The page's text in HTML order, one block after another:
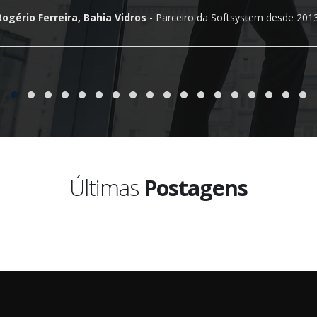
Ferreira, Bahia Vidros - Parceiro da Softsystem desde
Últimas Postagens